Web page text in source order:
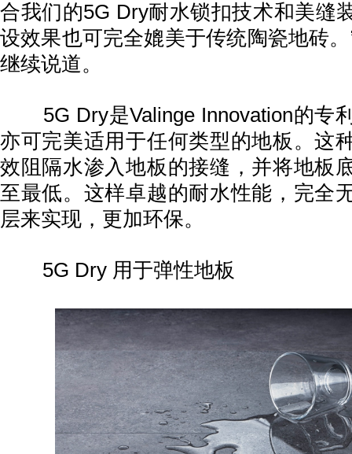
合我们的5G Dry耐水锁扣技术和美缝
设效果也可完全媲美于传统陶瓷地砖
继续说道。
5G Dry是Valinge Innovation的专
亦可完美适用于任何类型的地板。这
效阻隔水渗入地板的接缝，并将地板
至最低。这样卓越的耐水性能，完全
层来实现，更加环保。
5G Dry 用于弹性地板